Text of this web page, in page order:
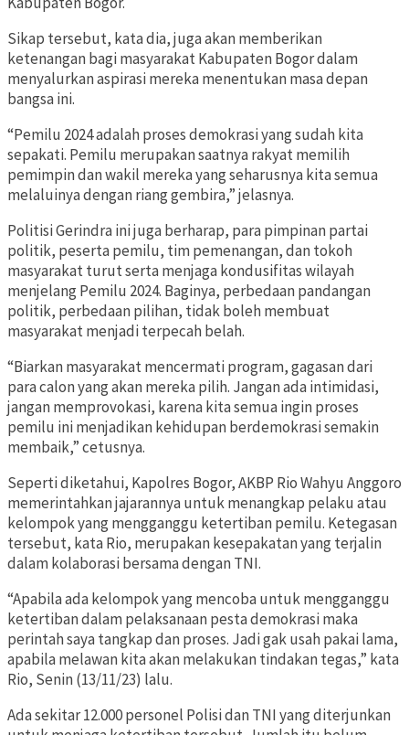
Sikap tersebut, kata dia, juga akan memberikan
ketenangan bagi masyarakat Kabupaten Bogor dalam
menyalurkan aspirasi mereka menentukan masa depan
bangsa ini.
“Pemilu 2024 adalah proses demokrasi yang sudah kita
sepakati. Pemilu merupakan saatnya rakyat memilih
pemimpin dan wakil mereka yang seharusnya kita semua
melaluinya dengan riang gembira,” jelasnya.
Politisi Gerindra ini juga berharap, para pimpinan partai
politik, peserta pemilu, tim pemenangan, dan tokoh
masyarakat turut serta menjaga kondusifitas wilayah
menjelang Pemilu 2024. Baginya, perbedaan pandangan
politik, perbedaan pilihan, tidak boleh membuat
masyarakat menjadi terpecah belah.
“Biarkan masyarakat mencermati program, gagasan dari
para calon yang akan mereka pilih. Jangan ada intimidasi,
jangan memprovokasi, karena kita semua ingin proses
pemilu ini menjadikan kehidupan berdemokrasi semakin
membaik,” cetusnya.
Seperti diketahui, Kapolres Bogor, AKBP Rio Wahyu Anggoro
memerintahkan jajarannya untuk menangkap pelaku atau
kelompok yang mengganggu ketertiban pemilu. Ketegasan
tersebut, kata Rio, merupakan kesepakatan yang terjalin
dalam kolaborasi bersama dengan TNI.
“Apabila ada kelompok yang mencoba untuk mengganggu
ketertiban dalam pelaksanaan pesta demokrasi maka
perintah saya tangkap dan proses. Jadi gak usah pakai lama,
apabila melawan kita akan melakukan tindakan tegas,” kata
Rio, Senin (13/11/23) lalu.
Ada sekitar 12.000 personel Polisi dan TNI yang diterjunkan